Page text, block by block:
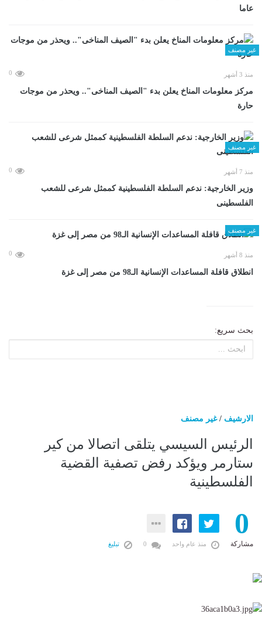
عاما
غير مصنف
منذ 3 أشهر 0
مركز معلومات المناخ يعلن بدء "الصيف المناخى".. ويحذر من موجات
حارة
غير مصنف
منذ 7 أشهر 0
وزير الخارجية: ندعم السلطة الفلسطينية كممثل شرعى للشعب
الفلسطينى
غير مصنف
منذ 8 أشهر 0
انطلاق قافلة المساعدات الإنسانية الـ98 من مصر إلى غزة
بحث سريع:
الارشيف /غير مصنف
الرئيس السيسي يتلقى اتصالا من كير
ستارمر ويؤكد رفض تصفية القضية
الفلسطينية
0
مشاركة منذ عام واحد تبليغ